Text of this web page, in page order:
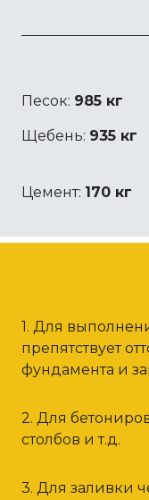
определении …
Песок: 985 кг
Щебень: 935 кг
Цемент: 170 кг
1. Для
препятствует
фундамента и
2. Для
столбов и т.д.
3. Для заливки